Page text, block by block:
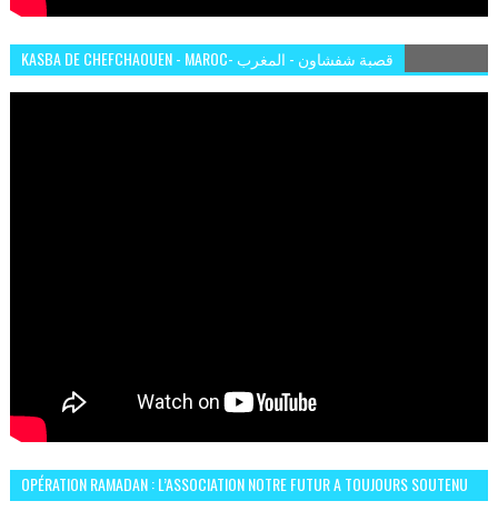
KASBA DE CHEFCHAOUEN - MAROC- قصبة شفشاون - المغرب
OPÉRATION RAMADAN : L’ASSOCIATION NOTRE FUTUR A TOUJOURS SOUTENU